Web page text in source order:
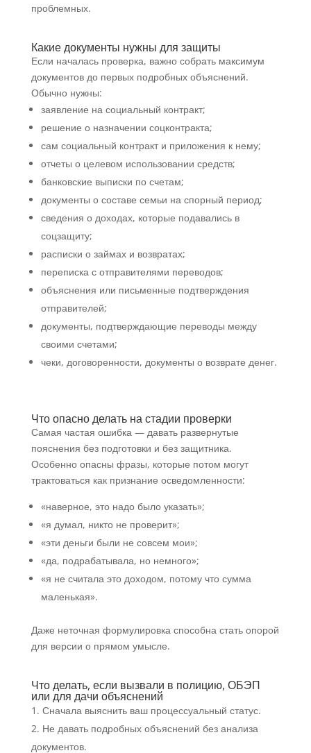
проблемных.
Какие документы нужны для защиты
Если началась проверка, важно собрать максимум
документов до первых подробных объяснений.
Обычно нужны:
заявление на социальный контракт;
решение о назначении соцконтракта;
сам социальный контракт и приложения к нему;
отчеты о целевом использовании средств;
банковские выписки по счетам;
документы о составе семьи на спорный период;
сведения о доходах, которые подавались в
соцзащиту;
расписки о займах и возвратах;
переписка с отправителями переводов;
объяснения или письменные подтверждения
отправителей;
документы, подтверждающие переводы между
своими счетами;
чеки, договоренности, документы о возврате денег.
Что опасно делать на стадии проверки
Самая частая ошибка — давать развернутые
пояснения без подготовки и без защитника.
Особенно опасны фразы, которые потом могут
трактоваться как признание осведомленности:
«наверное, это надо было указать»;
«я думал, никто не проверит»;
«эти деньги были не совсем мои»;
«да, подрабатывала, но немного»;
«я не считала это доходом, потому что сумма
маленькая».
Даже неточная формулировка способна стать опорой
для версии о прямом умысле.
Что делать, если вызвали в полицию, ОБЭП
или для дачи объяснений
Сначала выяснить ваш процессуальный статус.
Не давать подробных объяснений без анализа
документов.